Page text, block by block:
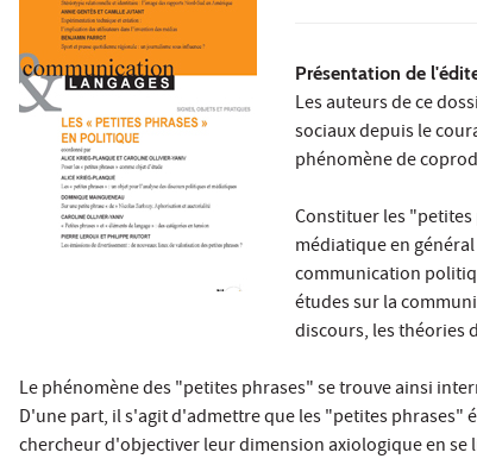
Présentation de
Les auteurs de ce
sociaux depuis le
phénomène de
Constituer les
médiatique en
communication
études sur la
discours, les théories
Le phénomène des "petites phrases" se trouve ainsi
D'une part, il s'agit d'admettre que les "petites
chercheur d'objectiver leur dimension axiologique en